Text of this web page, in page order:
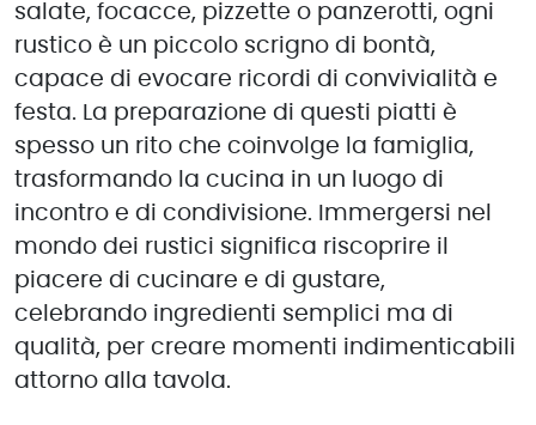
salate, focacce, pizzette o panzerotti, ogni
rustico è un piccolo scrigno di bontà,
capace di evocare ricordi di convivialità e
festa. La preparazione di questi piatti è
spesso un rito che coinvolge la famiglia,
trasformando la cucina in un luogo di
incontro e di condivisione. Immergersi nel
mondo dei rustici significa riscoprire il
piacere di cucinare e di gustare,
celebrando ingredienti semplici ma di
qualità, per creare momenti indimenticabili
attorno alla tavola.